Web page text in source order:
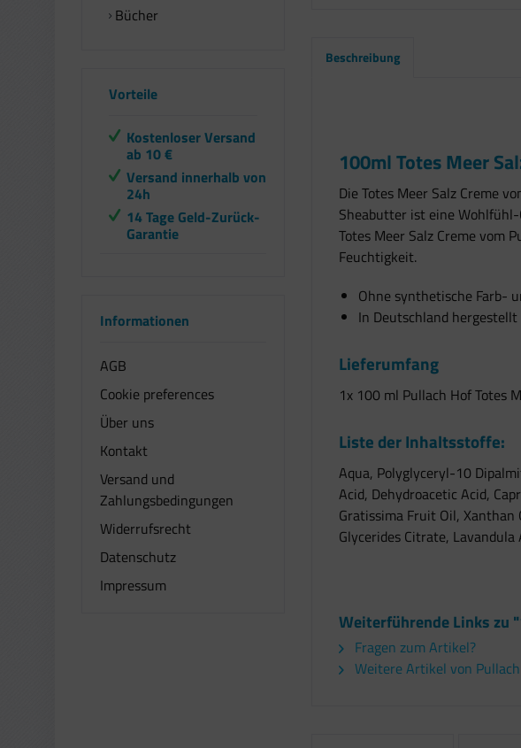
Bücher
Vorteile
Kostenloser Versand
ab 10 €
Versand innerhalb von
24h
14 Tage Geld-Zurück-
Garantie
Informationen
AGB
Cookie preferences
Über uns
Kontakt
Versand und
Zahlungsbedingungen
Widerrufsrecht
Datenschutz
Impressum
Beschreibung
100ml Totes Meer
Die Totes Meer Salz Creme
Sheabutter ist eine
Totes Meer Salz Creme vom
Feuchtigkeit.
Ohne synthetische Farb-
In Deutschland hergestellt
Lieferumfang
1x 100 ml Pullach Hof Totes
Liste der Inhaltsstoffe:
Aqua, Polyglyceryl-10
Acid, Dehydroacetic Acid,
Gratissima Fruit Oil, Xanthan
Glycerides Citrate,
Weiterführende Links zu
Fragen zum Artikel?
Weitere Artikel von